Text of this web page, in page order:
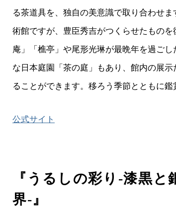
る茶道具を、独自の美意識で取り合わせ
術館ですが、豊臣秀吉がつくらせたもの
庵」「樵亭」や尾形光琳が最晩年を過ご
な日本庭園「茶の庭」もあり、館内の展
ることができます。移ろう季節とともに鑑
公式サイト
『うるしの彩り-漆黒
界-』